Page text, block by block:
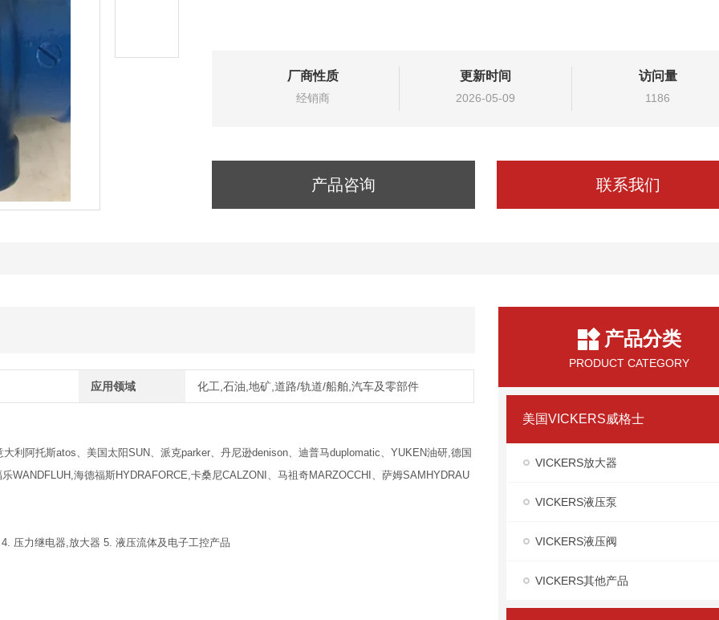
厂商性质
经销商
更新时间
2026-05-09
访问量
1186
产品咨询 联系我们
应用领域 化工,石油,地矿,道路/轨道/船舶,汽车及零部件
利阿托斯atos、美国太阳SUN、派克parker、丹尼逊denison、迪普马duplomatic、YUKEN油研,德国
WANDFLUH,海德福斯HYDRAFORCE,卡桑尼CALZONI、马祖奇MARZOCCHI、萨姆SAMHYDRAU
压力继电器,放大器 5. 液压流体及电子工控产品
产品分类
PRODUCT CATEGORY
美国VICKERS威格士
VICKERS放大器
VICKERS液压泵
VICKERS液压阀
VICKERS其他产品